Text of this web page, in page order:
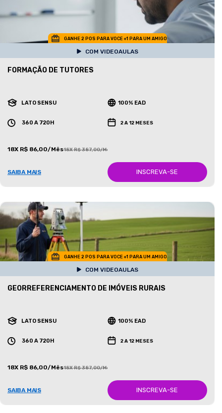
GANHE 2 POS PARA VOCE +1 PARA UM AMIGO
COM VIDEOAULAS
FORMAÇÃO DE TUTORES
LATO SENSU 100% EAD
360 A 720H 2 A 12 MESES
18X R$ 86,00/Mês18X R$ 387,00/Mês
SAIBA MAIS INSCREVA-SE
GANHE 2 POS PARA VOCE +1 PARA UM AMIGO
COM VIDEOAULAS
GEORREFERENCIAMENTO DE IMÓVEIS RURAIS
LATO SENSU 100% EAD
360 A 720H 2 A 12 MESES
18X R$ 86,00/Mês18X R$ 387,00/Mês
SAIBA MAIS INSCREVA-SE